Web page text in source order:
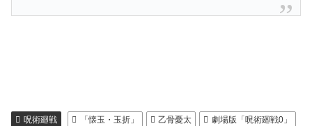
呪術廻戦 「懐玉・玉折」 乙骨憂太 劇場版「呪術廻戦0」